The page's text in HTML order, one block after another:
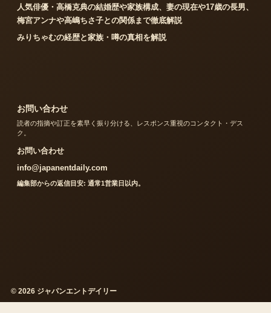
人気俳優・高橋克典の結婚歴や家族構成、妻の現在や17歳の長男、
梅宮アンナや高嶋ちさ子との関係まで徹底解説
みりちゃむの経歴と家族・噂の真相を解説
お問い合わせ
読者の指摘や訂正を素早く振り分ける、レスポンス重視のコンタクト・デス
ク。
お問い合わせ
info@japanentdaily.com
編集部からの返信目安: 通常1営業日以内。
© 2026 ジャパンエントデイリー